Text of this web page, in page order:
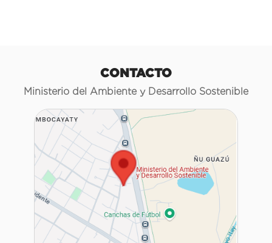
CONTACTO
Ministerio del Ambiente y Desarrollo Sostenible